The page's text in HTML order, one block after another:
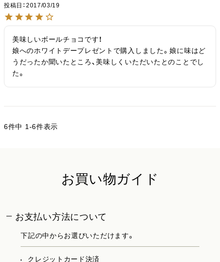
投稿日
2017/03/19
美味しいボールチョコです！
娘へのホワイトデープレゼントで購入しました。娘に味はど
うだったか聞いたところ、美味しくいただいたとのことでし
た。
6件中 1-6件表示
お買い物ガイド
お支払い方法について
下記の中からお選びいただけます。
クレジットカード決済